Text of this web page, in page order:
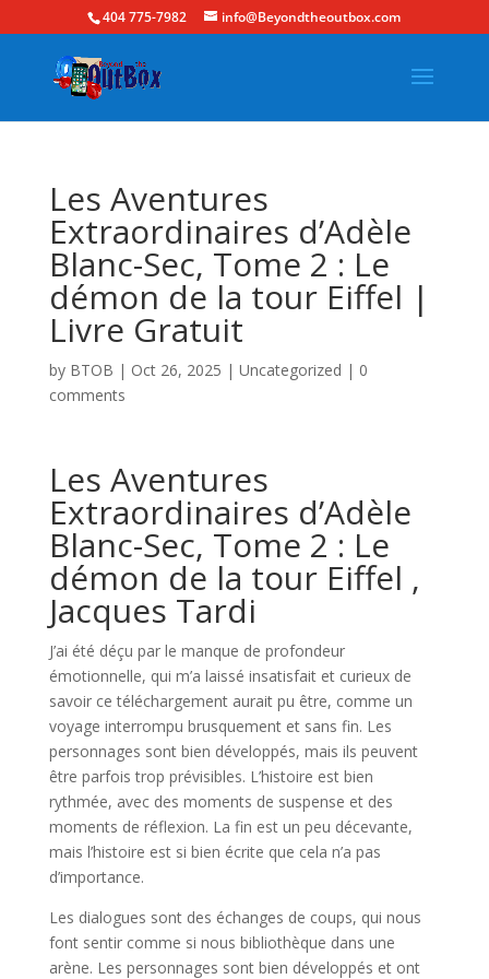
404 775-7982 info@Beyondtheoutbox.com
Les Aventures
Extraordinaires d’Adèle
Blanc-Sec, Tome 2 : Le
démon de la tour Eiffel |
Livre Gratuit
by BTOB | Oct 26, 2025 | Uncategorized | 0
comments
Les Aventures
Extraordinaires d’Adèle
Blanc-Sec, Tome 2 : Le
démon de la tour Eiffel ,
Jacques Tardi
J’ai été déçu par le manque de profondeur
émotionnelle, qui m’a laissé insatisfait et curieux de
savoir ce téléchargement aurait pu être, comme un
voyage interrompu brusquement et sans fin. Les
personnages sont bien développés, mais ils peuvent
être parfois trop prévisibles. L’histoire est bien
rythmée, avec des moments de suspense et des
moments de réflexion. La fin est un peu décevante,
mais l’histoire est si bien écrite que cela n’a pas
d’importance.
Les dialogues sont des échanges de coups, qui nous
font sentir comme si nous bibliothèque dans une
arène. Les personnages sont bien développés et ont